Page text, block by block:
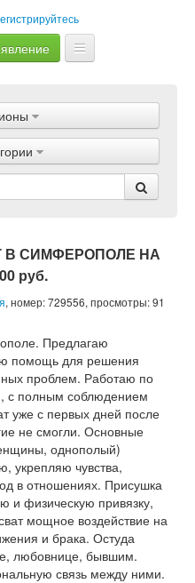
СИМФЕРОПОЛЕ НА
руб.
, номер: 729556, просмотры: 91
Предлагаю
помощь для решения
проблем. Работаю по
с полным соблюдением
уже с первых дней после
не смогли. Основные
однополый)
укрепляю чувства,
в отношениях. Присушка
и физическую привязку,
мощное воздействие на
и брака. Остуда
любовнице, бывшим.
связь между ними.